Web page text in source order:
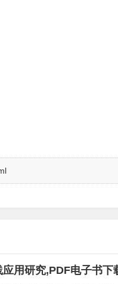
用研究,PDF电子书下